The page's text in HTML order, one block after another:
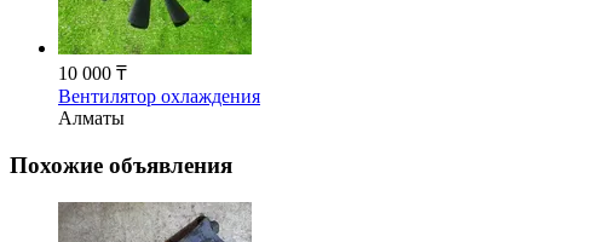
10 000 ₸
Вентилятор охлаждения
Алматы
Похожие объявления